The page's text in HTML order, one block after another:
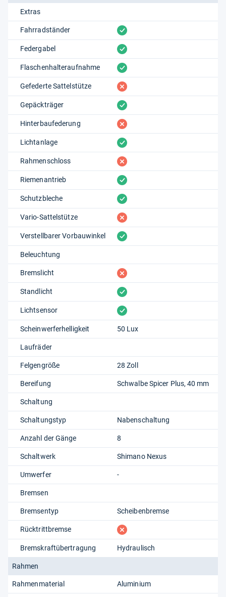
Extras
Fahrradständer vorhanden
Federgabel vorhanden
Flaschenhalteraufnahme vorhanden
Gefederte Sattelstütze fehlt
Gepäckträger vorhanden
Hinterbaufederung fehlt
Lichtanlage vorhanden
Rahmenschloss fehlt
Riemenantrieb vorhanden
Schutzbleche vorhanden
Vario-Sattelstütze fehlt
Verstellbarer Vorbauwinkel vorhanden
Beleuchtung
Bremslicht fehlt
Standlicht vorhanden
Lichtsensor vorhanden
Scheinwerferhelligkeit 50 Lux
Laufräder
Felgengröße 28 Zoll
Bereifung Schwalbe Spicer Plus, 40 mm
Schaltung
Schaltungstyp Nabenschaltung
Anzahl der Gänge 8
Schaltwerk Shimano Nexus
Umwerfer -
Bremsen
Bremsentyp Scheibenbremse
Rücktrittbremse fehlt
Bremskraftübertragung Hydraulisch
Rahmen
Rahmenmaterial Aluminium